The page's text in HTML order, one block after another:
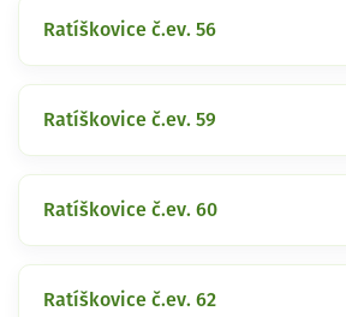
Ratíškovice č.ev. 56
Ratíškovice č.ev. 59
Ratíškovice č.ev. 60
Ratíškovice č.ev. 62